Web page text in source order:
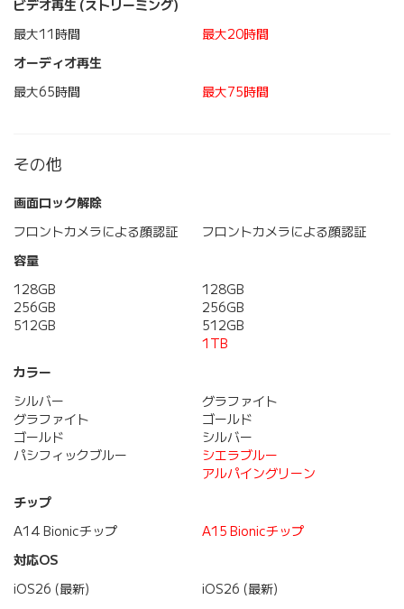
ビデオ再生 (ストリーミング)
最大11時間
最大20時間
オーディオ再生
最大65時間
最大75時間
その他
画面ロック解除
フロントカメラによる顔認証
フロントカメラによる顔認証
容量
128GB
256GB
512GB
128GB
256GB
512GB
1TB
カラー
シルバー
グラファイト
ゴールド
パシフィックブルー
グラファイト
ゴールド
シルバー
シエラブルー
アルパイングリーン
チップ
A14 Bionicチップ
A15 Bionicチップ
対応OS
iOS26 (最新)
iOS26 (最新)